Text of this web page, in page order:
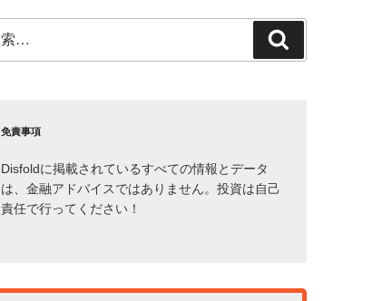
索
免責事項
Disfoldに掲載されているすべての情報とデータ
は、金融アドバイスではありません。投資は自己
責任で行ってください！